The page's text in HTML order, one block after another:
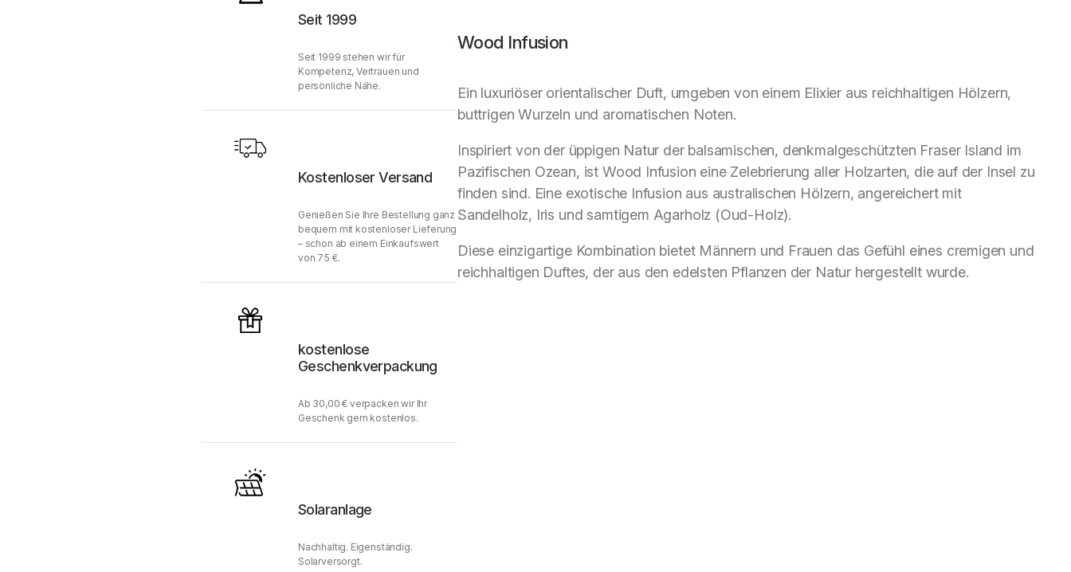
Wood Infusion
Ein luxuriöser orientalischer Duft, umgeben von einem Elixier aus reichhaltigen Hölzern,
buttrigen Wurzeln und aromatischen Noten.
Inspiriert von der üppigen Natur der balsamischen, denkmalgeschützten Fraser Island im
Pazifischen Ozean, ist Wood Infusion eine Zelebrierung aller Holzarten, die auf der Insel zu
finden sind. Eine exotische Infusion aus australischen Hölzern, angereichert mit
Sandelholz, Iris und samtigem Agarholz (Oud-Holz).
Diese einzigartige Kombination bietet Männern und Frauen das Gefühl eines cremigen und
reichhaltigen Duftes, der aus den edelsten Pflanzen der Natur hergestellt wurde.
Seit 1999
Seit 1999 stehen wir für
Kompetenz, Vertrauen und
persönliche Nähe.
Kostenloser Versand
Genießen Sie Ihre Bestellung ganz
bequem mit kostenloser Lieferung
– schon ab einem Einkaufswert
von 75 €.
kostenlose
Geschenkverpackung
Ab 30,00 € verpacken wir Ihr
Geschenk gern kostenlos.
Solaranlage
Nachhaltig. Eigenständig.
Solarversorgt.